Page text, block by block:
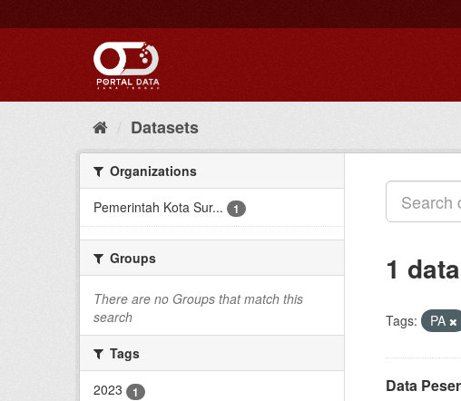
to
Datasets
Organizations
Pemerintah Kota Sur...
1
Groups
There are no Groups that match this
search
Tags
2023
1
1
Tags: PA
Data